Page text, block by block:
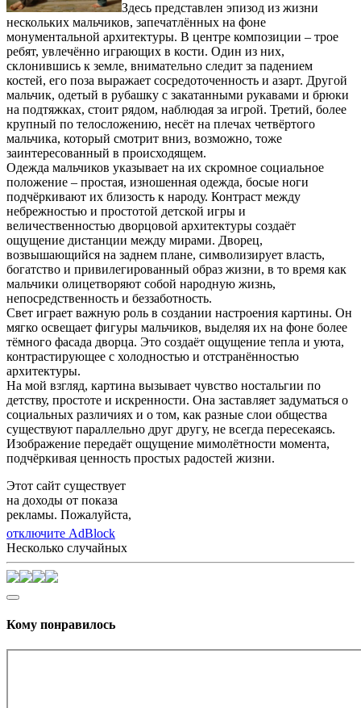
Здесь представлен эпизод из жизни
нескольких мальчиков, запечатлённых на фоне
монументальной архитектуры. В центре композиции – трое
ребят, увлечённо играющих в кости. Один из них,
склонившись к земле, внимательно следит за падением
костей, его поза выражает сосредоточенность и азарт. Другой
мальчик, одетый в рубашку с закатанными рукавами и брюки
на подтяжках, стоит рядом, наблюдая за игрой. Третий, более
крупный по телосложению, несёт на плечах четвёртого
мальчика, который смотрит вниз, возможно, тоже
заинтересованный в происходящем.
Одежда мальчиков указывает на их скромное социальное
положение – простая, изношенная одежда, босые ноги
подчёркивают их близость к народу. Контраст между
небрежностью и простотой детской игры и
величественностью дворцовой архитектуры создаёт
ощущение дистанции между мирами. Дворец,
возвышающийся на заднем плане, символизирует власть,
богатство и привилегированный образ жизни, в то время как
мальчики олицетворяют собой народную жизнь,
непосредственность и беззаботность.
Свет играет важную роль в создании настроения картины. Он
мягко освещает фигуры мальчиков, выделяя их на фоне более
тёмного фасада дворца. Это создаёт ощущение тепла и уюта,
контрастирующее с холодностью и отстранённостью
архитектуры.
На мой взгляд, картина вызывает чувство ностальгии по
детству, простоте и искренности. Она заставляет задуматься о
социальных различиях и о том, как разные слои общества
существуют параллельно друг другу, не всегда пересекаясь.
Изображение передаёт ощущение мимолётности момента,
подчёркивая ценность простых радостей жизни.
Этот сайт существует
на доходы от показа
рекламы. Пожалуйста,
отключите AdBlock
Несколько случайных
Кому понравилось